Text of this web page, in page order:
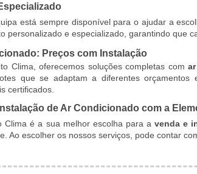
está sempre disponível para o ajudar a
personalizado e especializado, garantindo que
Preços com Instalação
Clima, oferecemos soluções completas com
que se adaptam a diferentes orçamentos
certificados.
de Ar Condicionado com a
Clima é a sua melhor escolha para avenda e
Ao escolher os nossos serviços, pode contar